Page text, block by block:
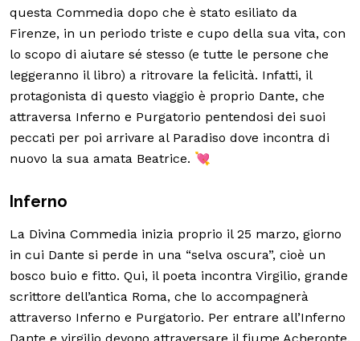
questa Commedia dopo che è stato esiliato da
Firenze, in un periodo triste e cupo della sua vita, con
lo scopo di aiutare sé stesso (e tutte le persone che
leggeranno il libro) a ritrovare la felicità. Infatti, il
protagonista di questo viaggio è proprio Dante, che
attraversa Inferno e Purgatorio pentendosi dei suoi
peccati per poi arrivare al Paradiso dove incontra di
nuovo la sua amata Beatrice. 💘
Inferno
La Divina Commedia inizia proprio il 25 marzo, giorno
in cui Dante si perde in una “selva oscura”, cioè un
bosco buio e fitto. Qui, il poeta incontra Virgilio, grande
scrittore dell’antica Roma, che lo accompagnerà
attraverso Inferno e Purgatorio. Per entrare all’Inferno